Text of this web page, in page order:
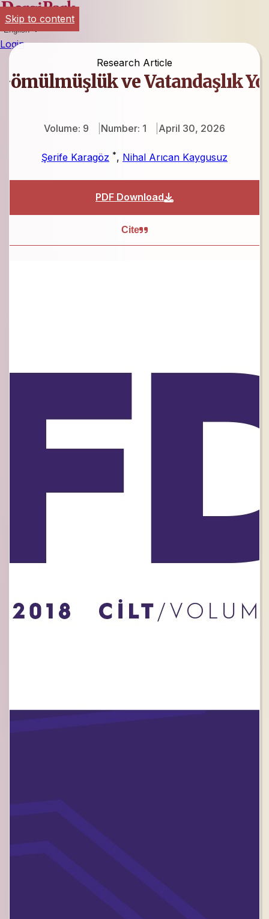
English
Login
Research Article
ve Vatandaşlık
Volume: 9 Number: 1 April 30, 2026
Şerife Karagöz *, Nihal Arıcan Kaygusuz
PDF Download
Cite
Skip to content